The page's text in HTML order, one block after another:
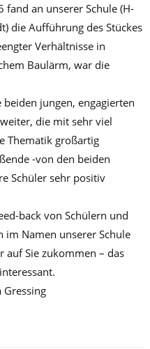
an unserer Schule (H-
die Aufführung des Stückes
Verhältnisse in
Baulärm, war die
beiden jungen, engagierten
die mit sehr viel
Thematik großartig
-von den beiden
Schüler sehr positiv
back von Schülern und
im Namen unserer Schule
auf Sie zukommen – das